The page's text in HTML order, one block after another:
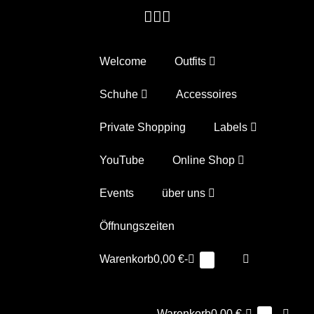
Welcome
Outfits
Schuhe Accessoires
Private Shopping Labels
YouTube Online Shop
Events über uns
Öffnungszeiten
Warenkorb
Warenkorb0,00 €-
Suche-